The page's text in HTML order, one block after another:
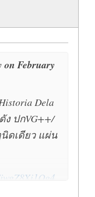
on February
Dela
ง ปกVG++/
ดเดียว แผ่น